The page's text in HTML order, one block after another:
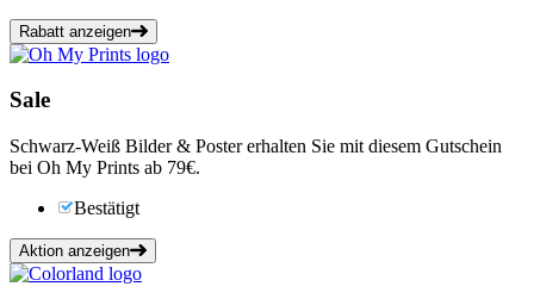
Rabatt anzeigen
Sale
Schwarz-Weiß Bilder & Poster erhalten Sie mit diesem Gutschein
bei Oh My Prints ab 79€.
Bestätigt
Aktion anzeigen